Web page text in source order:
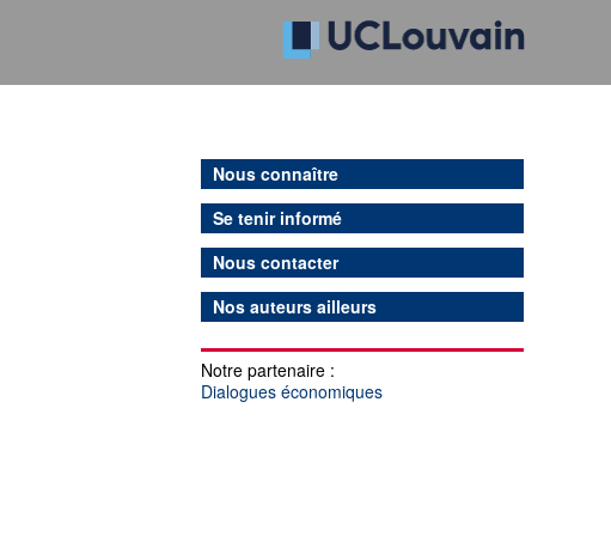
Nous connaître
Se tenir informé
Nous contacter
Nos auteurs ailleurs
Notre partenaire :
Dialogues économiques